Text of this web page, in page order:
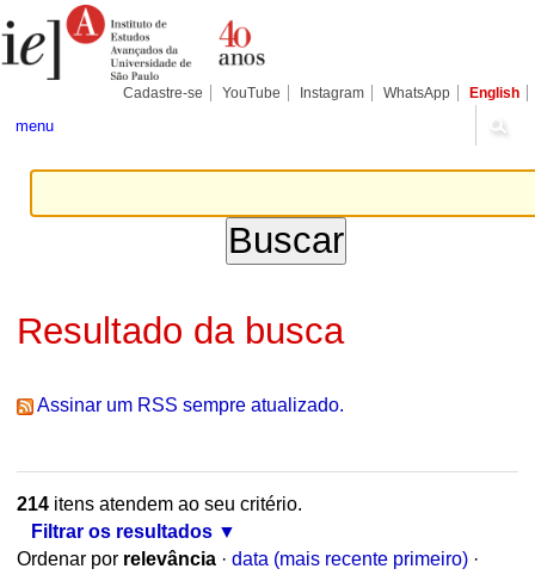
para
conteúdo.
Pessoais
Cadastre-se YouTube Instagram WhatsApp English
menu
Resultado da busca
Assinar um RSS sempre atualizado.
214itens atendem ao seu critério.
Filtrar os resultados
Ordenar por relevância · data (mais recente primeiro) ·